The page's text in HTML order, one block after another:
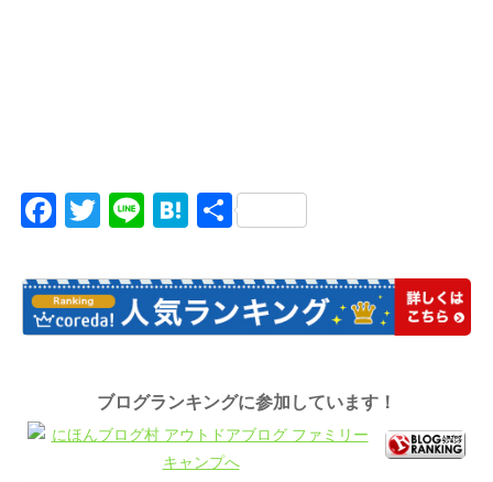
Facebook
Twitter
LineHatena
共
ブログランキングに参加しています！